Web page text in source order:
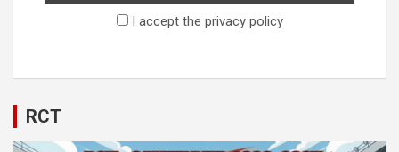
I accept the privacy policy
RCT